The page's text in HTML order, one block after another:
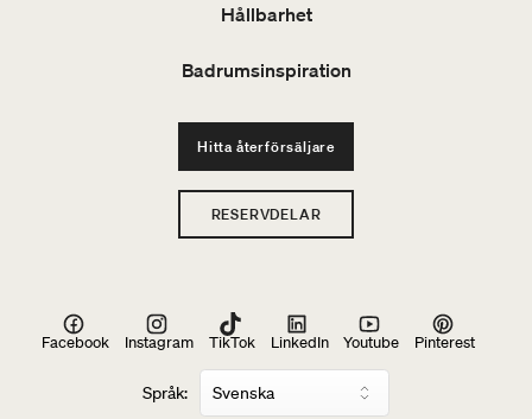
Hållbarhet
Badrumsinspiration
Hitta återförsäljare
RESERVDELAR
Språk:
Facebook Instagram TikTok LinkedIn Youtube Pinterest